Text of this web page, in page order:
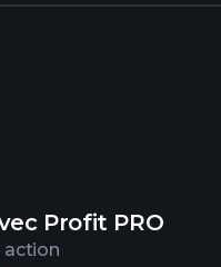
Profit PRO
action